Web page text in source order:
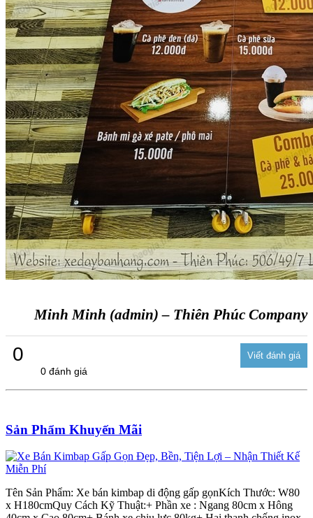
Minh Minh (admin) – Thiên Phúc Company
0
0 đánh giá
Sản Phẩm Khuyến Mãi
Tên Sản Phẩm: Xe bán kimbap di động gấp gọnKích Thước: W80
x H180cmQuy Cách Kỹ Thuật:+ Phần xe : Ngang 80cm x Hông